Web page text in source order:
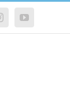
YouTube